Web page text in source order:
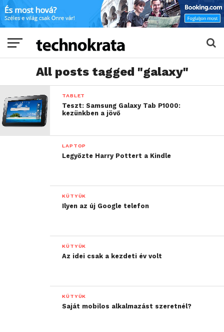
All posts tagged "galaxy"
TABLET
Teszt: Samsung Galaxy Tab P1000:
kezünkben a jövő
LAPTOP
Legyőzte Harry Pottert a Kindle
KÜTYÜK
Ilyen az új Google telefon
KÜTYÜK
Az idei csak a kezdeti év volt
KÜTYÜK
Saját mobilos alkalmazást szeretnél?